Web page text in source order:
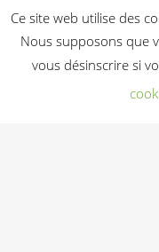
Module Parcours
Obstacle Trail NET
WALL – Filet à
Grimper
Ce site web utilise des
Nous supposons que
vous désinscrire si